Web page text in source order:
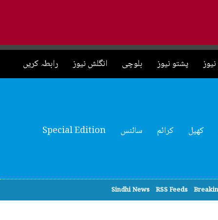
رابطہ کریں انگلش نیوز بلوچی پشتو نیوز
Special Edition سائنس کرائم کھیل
Sindhi News RSS Feeds